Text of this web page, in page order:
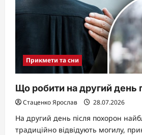
Прикмети та сни
Що робити на другий день
Стаценко Ярослав 28.07.2026
На другий день після похорон
традиційно відвідують могилу,